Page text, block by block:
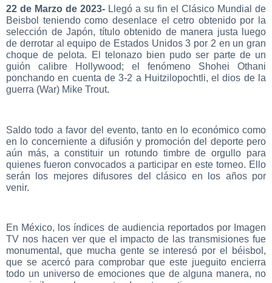
22 de Marzo de 2023- Llegó a su fin el Clásico Mundial de
Beisbol teniendo como desenlace el cetro obtenido por la
selección de Japón, título obtenido de manera justa luego
de derrotar al equipo de Estados Unidos 3 por 2 en un gran
choque de pelota. El telonazo bien pudo ser parte de un
guión calibre Hollywood; el fenómeno Shohei Othani
ponchando en cuenta de 3-2 a Huitzilopochtli, el dios de la
guerra (War) Mike Trout.
Saldo todo a favor del evento, tanto en lo económico como
en lo concerniente a difusión y promoción del deporte pero
aún más, a constituir un rotundo timbre de orgullo para
quienes fueron convocados a participar en este torneo. Ello
serán los mejores difusores del clásico en los años por
venir.
En México, los índices de audiencia reportados por Imagen
TV nos hacen ver que el impacto de las transmisiones fue
monumental, que mucha gente se interesó por el béisbol,
que se acercó para comprobar que este jueguito encierra
todo un universo de emociones que de alguna manera, no